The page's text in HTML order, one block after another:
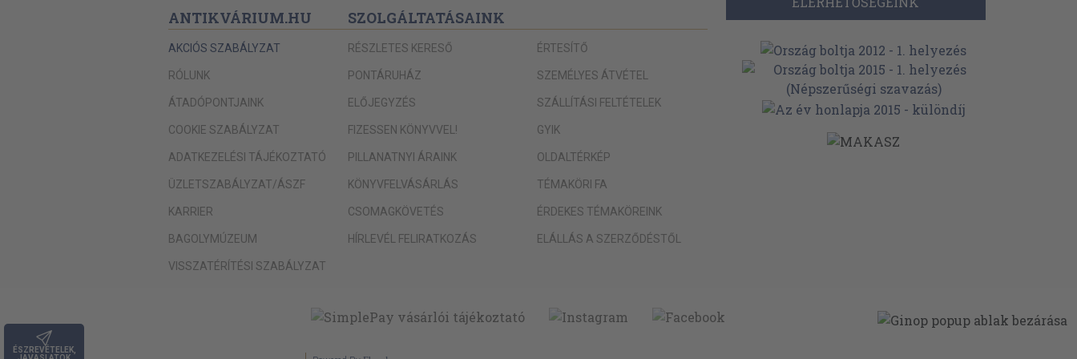
ÉSZREVÉTELEK,
ANTIKVÁRIUM.HU
AKCIÓS SZABÁLYZAT
RÓLUNK
ÁTADÓPONTJAINK
COOKIE SZABÁLYZAT
ADATKEZELÉSI TÁJÉKOZTATÓ
ÜZLETSZABÁLYZAT/ÁSZF
KARRIER
BAGOLYMÚZEUM
VISSZATÉRÍTÉSI SZABÁLYZAT
SZOLGÁLTATÁSAINK
RÉSZLETES KERESŐ
PONTÁRUHÁZ
ELŐJEGYZÉS
FIZESSEN KÖNYVVEL!
PILLANATNYI ÁRAINK
KÖNYVFELVÁSÁRLÁS
CSOMAGKÖVETÉS
HÍRLEVÉL FELIRATKOZÁS
ÉRTESÍTŐ
SZEMÉLYES ÁTVÉTEL
SZÁLLÍTÁSI FELTÉTELEK
GYIK
OLDALTÉRKÉP
TÉMAKÖRI FA
ÉRDEKES TÉMAKÖREINK
ELÁLLÁS A SZERZŐDÉSTŐL